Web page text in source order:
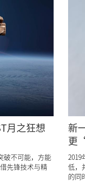
月之狂想
破不可能，方能
先锋技术与精
新
更
2019
低，
的同